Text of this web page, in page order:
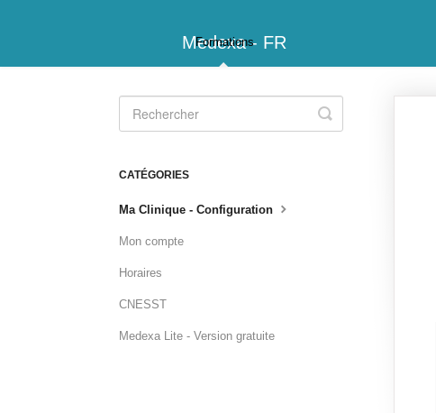
Medexa - FR
Formations
Toggle
Search
CATÉGORIES
Ma Clinique - Configuration
Mon compte
Horaires
CNESST
Medexa Lite - Version gratuite